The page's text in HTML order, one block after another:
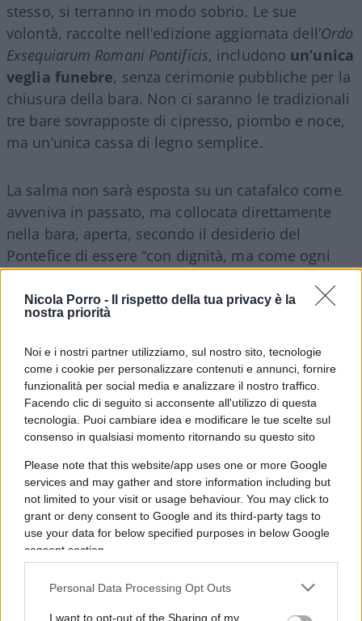
Nicola Porro -
Il rispetto della tua privacy è la
nostra priorità
Noi e i nostri partner utilizziamo, sul nostro sito, tecnologie
come i cookie per personalizzare contenuti e annunci, fornire
funzionalità per social media e analizzare il nostro traffico.
Facendo clic di seguito si acconsente all'utilizzo di questa
tecnologia. Puoi cambiare idea e modificare le tue scelte sul
consenso in qualsiasi momento ritornando su questo sito
Please note that this website/app uses one or more Google
services and may gather and store information including but
not limited to your visit or usage behaviour. You may click to
grant or deny consent to Google and its third-party tags to
use your data for below specified purposes in below Google
consent section.
Personal Data Processing Opt Outs
I want to opt-out of the Sharing of my
stesso, si terranno in modo sobrio. Le sue
volontà, raccolte nell’edizione aggiornata dell’Ordo
Exsequiarum Romani Pontificis, includono un’unica
veglia funebre, senza cerimonie pubbliche per la
chiusura della bara. Non ci saranno le tradizionali
tre bare sovrapposte di cipresso, piombo e noce,
ma un’unica cassa di legno semplice.
La salma non sarà esposta su un catafalco come
avveniva in passato, ma collocata direttamente
nella bara, aperta, secondo il desiderio del
Pontefice di essere “con dignità, ma come ogni
Missa poenitentialis, avrà luogo allaBasilica di
San Pietroe vi parteciperanno rappresentanti
La sepoltura e la scelta di una
location simbolica
Un’ulteriore innovazione riguarda il luogo di
sepoltura. Papa Francesco non verrà tumulato
nelle Grotte Vaticane, sotto la Basilica di San
Pietro, ma nella Basilica di Santa Maria
Maggiore. Questa decisione riflette il legame
speciale che il Pontefice aveva con questa chiesa,